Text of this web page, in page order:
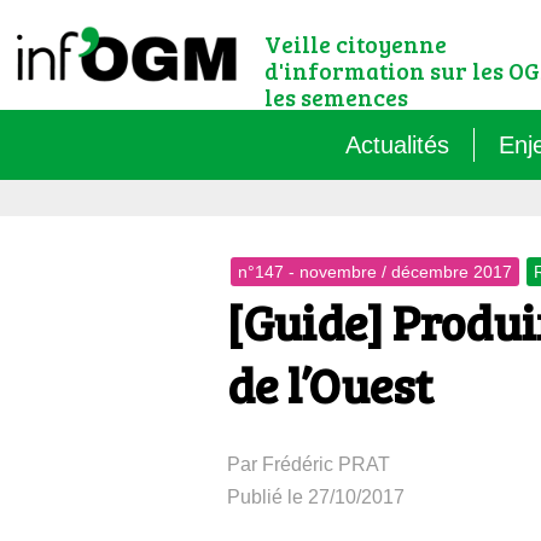
Veille citoyenne
d'information sur les
les semences
Actualités
Le
n°147 - novembre / décembre 2017
[Guide]
de l’Ouest
Par Frédéric PRAT
Publié le 27/10/2017